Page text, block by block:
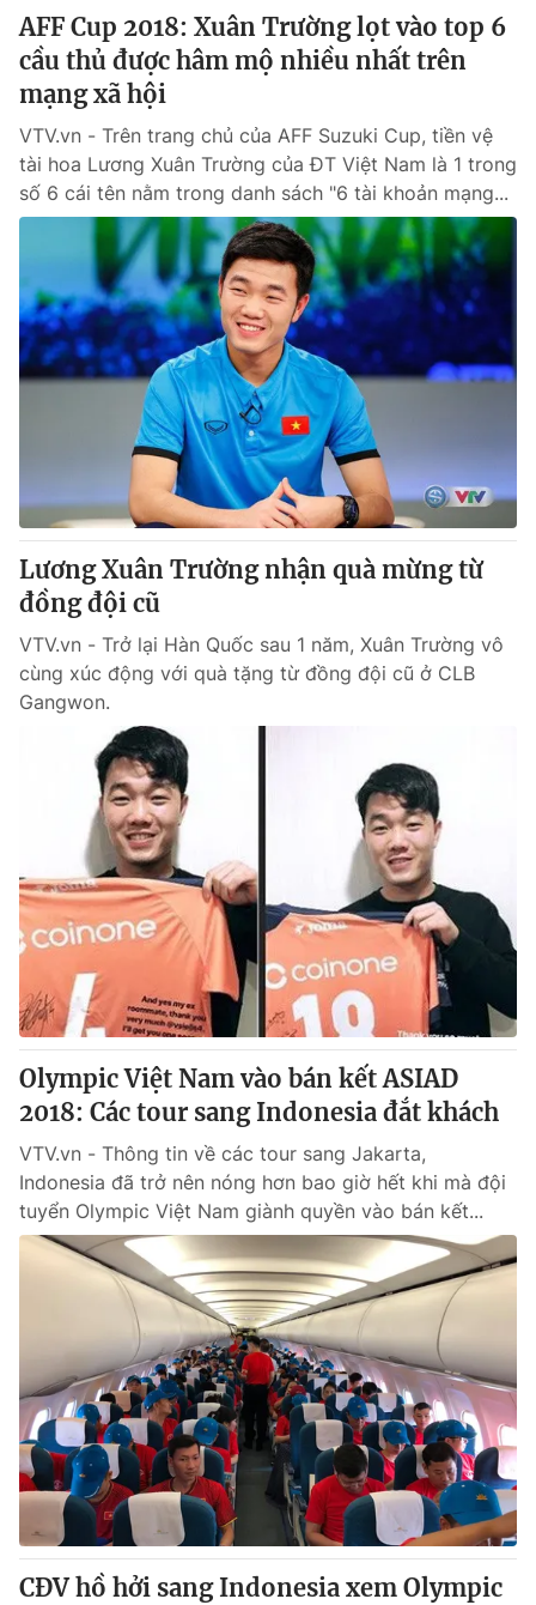
AFF Cup 2018: Xuân Trường lọt vào top 6
cầu thủ được hâm mộ nhiều nhất trên
mạng xã hội
VTV.vn - Trên trang chủ của AFF Suzuki Cup, tiền vệ
tài hoa Lương Xuân Trường của ĐT Việt Nam là 1 trong
số 6 cái tên nằm trong danh sách "6 tài khoản mạng...
Lương Xuân Trường nhận quà mừng từ
đồng đội cũ
VTV.vn - Trở lại Hàn Quốc sau 1 năm, Xuân Trường vô
cùng xúc động với quà tặng từ đồng đội cũ ở CLB
Gangwon.
Olympic Việt Nam vào bán kết ASIAD
2018: Các tour sang Indonesia đắt khách
VTV.vn - Thông tin về các tour sang Jakarta,
Indonesia đã trở nên nóng hơn bao giờ hết khi mà đội
tuyển Olympic Việt Nam giành quyền vào bán kết...
CĐV hồ hởi sang Indonesia xem Olympic